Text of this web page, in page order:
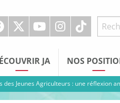
JA NOS
des Jeunes Agriculteurs : une réflexion